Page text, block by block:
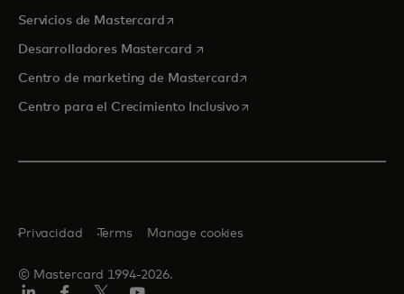
Servicios de Mastercardse abre en una pestaña nueva
Desarrolladores Mastercard se abre en una pestaña nueva
Centro de marketing de Mastercardse abre en una pestaña
Centro para el Crecimiento Inclusivose abre en una pestaña
© Mastercard 1994-2026.
Privacidad Terms Manage cookies